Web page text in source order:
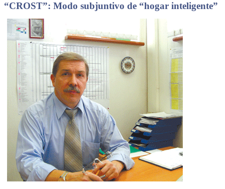
“CROST”: Modo subjuntivo de “hogar inteligente”